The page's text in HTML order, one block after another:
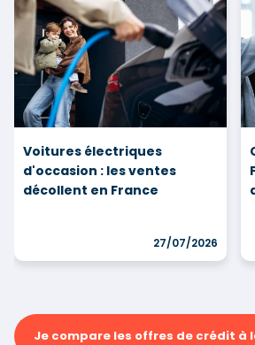
Voitures électriques
d'occasion : les ventes
décollent en France
27/07/2026
Je compare les offres de crédit à